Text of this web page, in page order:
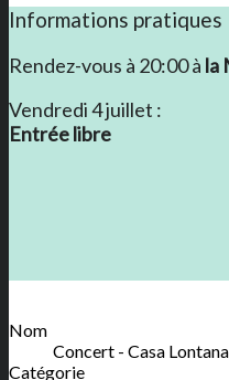
Informations pratiques
Rendez-vous à 20:00 à la
Vendredi 4 juillet :
Entrée libre
Nom
Concert - Casa
Catégorie